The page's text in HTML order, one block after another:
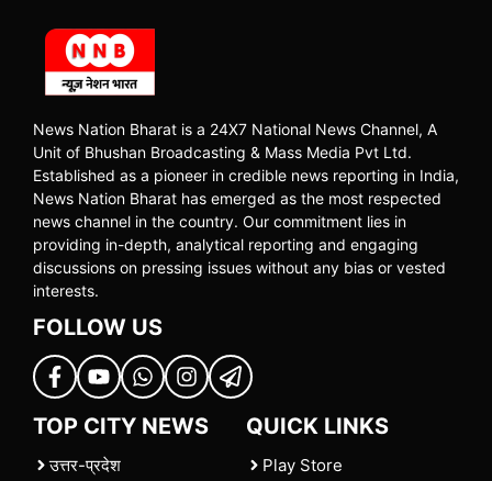
News Nation Bharat is a 24X7 National News Channel, A
Unit of Bhushan Broadcasting & Mass Media Pvt Ltd.
Established as a pioneer in credible news reporting in India,
News Nation Bharat has emerged as the most respected
news channel in the country. Our commitment lies in
providing in-depth, analytical reporting and engaging
discussions on pressing issues without any bias or vested
interests.
FOLLOW US
TOP CITY NEWS
उत्तर-प्रदेश
QUICK LINKS
Play Store